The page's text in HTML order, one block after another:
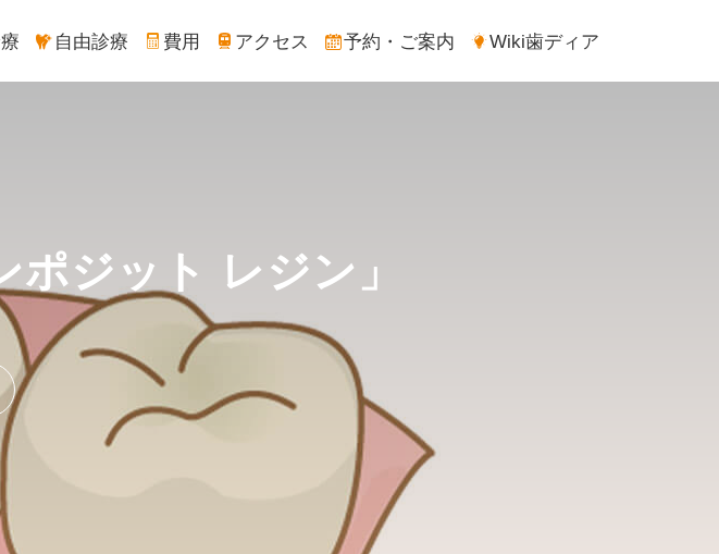
自由診療 費用 アクセス 予約・ご案内 Wiki歯ディア
ジット レジン」